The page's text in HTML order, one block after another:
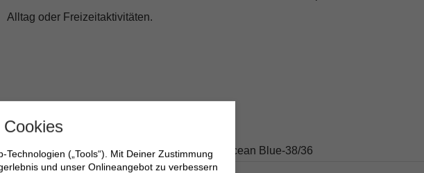
Alltag oder Freizeitaktivitäten.
Produktnummer:
393.9D19488895-Ocean Blue-38/36
(„Tools“). Mit Deiner Zustimmung
und unser Onlineangebot zu verbessern